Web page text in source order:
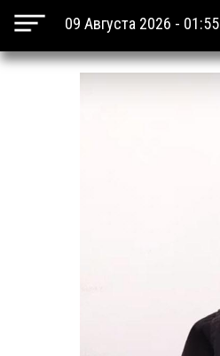
09 Августа 2026 - 01:55